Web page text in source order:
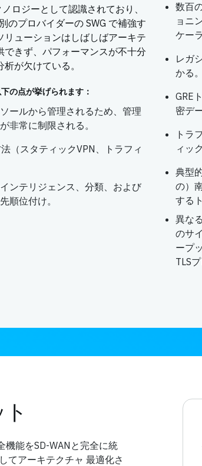
ロジーとして認識されており、
のプロバイダーの SWG で補強す
ューションはしばしばアーキテ
きず、パフォーマンスが不十分
が欠けている。
の点が挙げられます：
ールから管理されるため、管理
非常に制限される。
（スタティックVPN、トラフィ
ンテリジェンス、分類、および
順位付け。
数百
ョニ
ケー
レガ
かる。
GRE
密デ
トラ
ィッ
典型
の）
する
異な
のサ
ープ
TLS
機能をSD-WANと完全に統
てアーキテクチャ 最適化さ